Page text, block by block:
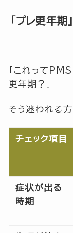
「プレ更年期
「これって
更年期？」
そう迷われる方
チェック項目
症状が出る
時期